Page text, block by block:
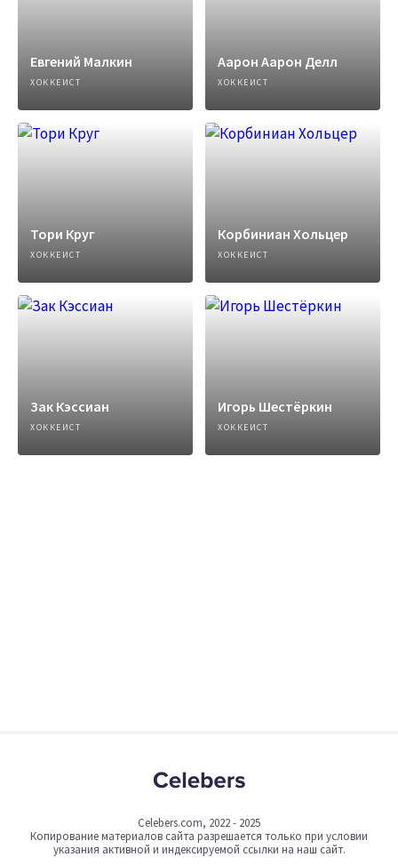
Евгений Малкин
ХОККЕИСТ
Аарон Аарон Делл
ХОККЕИСТ
Тори Круг
ХОККЕИСТ
Корбиниан Хольцер
ХОККЕИСТ
Зак Кэссиан
ХОККЕИСТ
Игорь Шестёркин
ХОККЕИСТ
Celebers.com, 2022 - 2025
Копирование материалов сайта разрешается только при условии
указания активной и индексируемой ссылки на наш сайт.